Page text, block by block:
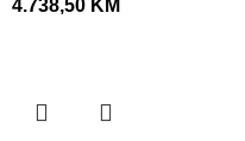
4.738,50 KM